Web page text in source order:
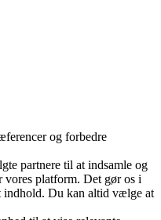
og forbedre
partnere til at indsamle og
vores platform. Det gør os i
indhold. Du kan altid vælge at